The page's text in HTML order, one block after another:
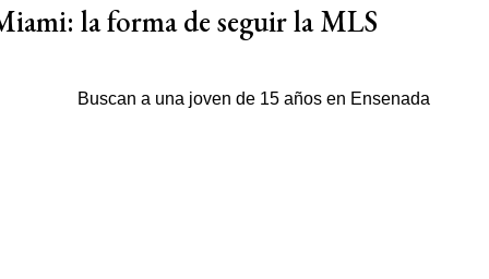
la forma de seguir la MLS